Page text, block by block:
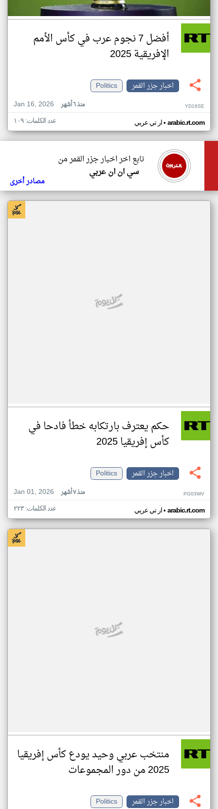
أفضل 7 نجوم عرب في كأس الأمم
الإفريقية 2025
اخبار جزر القمر
Politics
Jan 16, 2026
منذ ٦ أشهر YD16SE
ار تي عربي• arabic.rt.com عدد الكلمات: ١٠٩
تابع اخر اخبار جزر القمر من
سي ان ان عربي
مصادر أخرى
حكم يعترف بارتكابه خطأ فادحا في
كأس إفريقيا 2025
اخبار جزر القمر
Politics
Jan 01, 2026
منذ ٧ أشهر PG03WV
ار تي عربي• arabic.rt.com عدد الكلمات: ٢٢٣
منتخب عربي وحيد يودع كأس إفريقيا
2025 من دور المجموعات
اخبار جزر القمر
Politics